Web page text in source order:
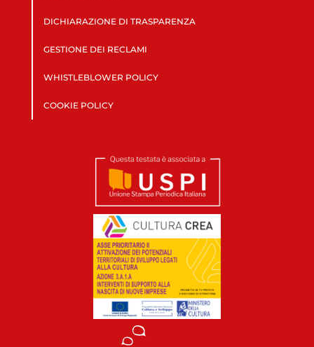
DICHIARAZIONE DI TRASPARENZA
GESTIONE DEI RECLAMI
WHISTLEBLOWER POLICY
COOKIE POLICY